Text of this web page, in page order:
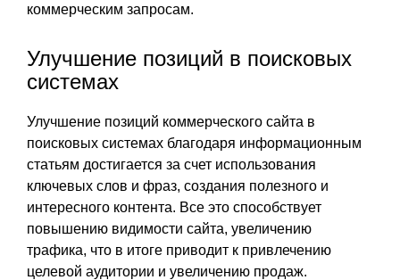
коммерческим запросам.
Улучшение позиций в поисковых
системах
Улучшение позиций коммерческого сайта в
поисковых системах благодаря информационным
статьям достигается за счет использования
ключевых слов и фраз, создания полезного и
интересного контента. Все это способствует
повышению видимости сайта, увеличению
трафика, что в итоге приводит к привлечению
целевой аудитории и увеличению продаж.